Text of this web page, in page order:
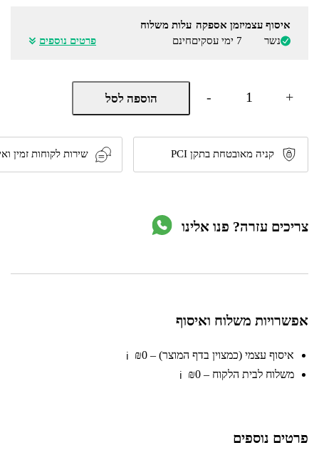
איסוף עצמי
נשר
זמן אספקה
7 ימי עסקים
עלות משלוח
חינם
פרטים נוספים
-
כמות
כיריים
80
ס"מ
3
אזורי
IKE84471FB
מבית
+ הוספה לסל
קניה מאובטחת בתקן PCI שירות לקוחות זמין
צריכים עזרה? פנו אלינו
אפשרויות משלוח ואיסוף
איסוף עצמי (כמצוין בדף המוצר) – ₪0 ℹ️
משלוח לבית הלקוח – ₪0 ℹ️
פרטים נוספים